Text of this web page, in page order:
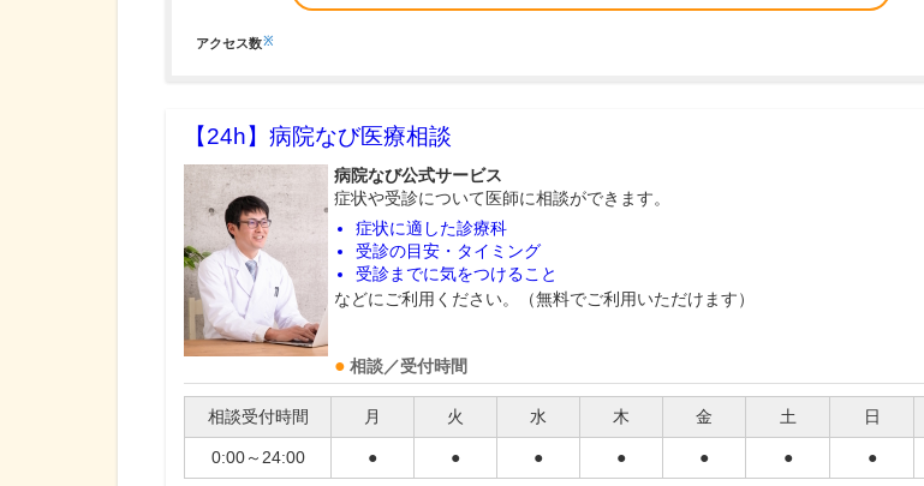
アクセス数※
【24h】 病院なび医療相談
病院なび公式サービス
症状や受診について医師に相談ができます。
症状に適した診療科
受診の目安・タイミング
受診までに気をつけること
などにご利用ください。（無料でご利用いただけます）
相談／受付時間
相談受付時間 月 火 水 木 金 土 日
0:00～24:00 ● ● ● ● ● ● ●